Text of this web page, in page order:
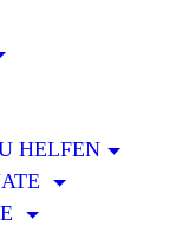
HELFEN